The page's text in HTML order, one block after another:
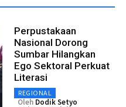
Perpustakaan
Nasional Dorong
Sumbar Hilangkan
Ego Sektoral Perkuat
Literasi
REGIONAL
Oleh Dodik Setyo